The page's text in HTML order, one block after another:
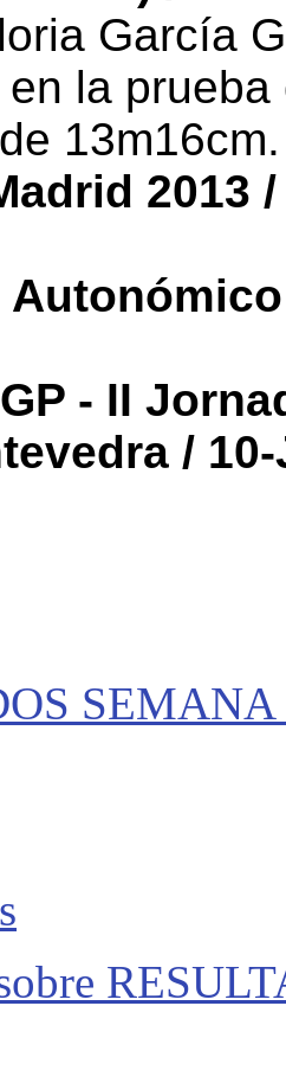
García
la
13m16cm.
2013
- II
/